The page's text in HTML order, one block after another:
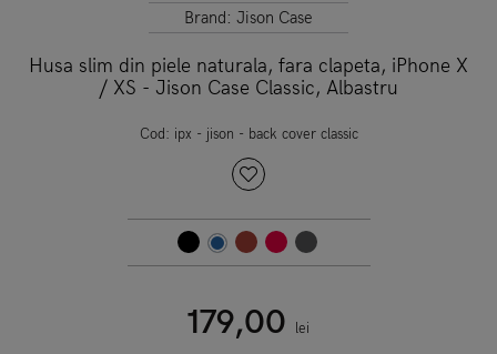
Brand: Jison Case
Husa slim din piele naturala, fara clapeta, iPhone X
/ XS - Jison Case Classic, Albastru
Cod: ipx - jison - back cover classic
179,00 lei